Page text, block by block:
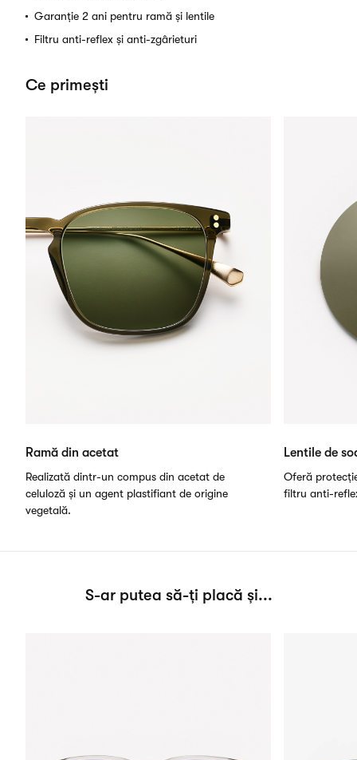
Garanție 2 ani pentru ramă și lentile
Filtru anti-reflex și anti-zgârieturi
Ce primești
Ramă din acetat
Realizată dintr-un compus din acetat de
celuloză și un agent plastifiant de origine
vegetală.
Lentile de
Oferă
filtru anti-
S-ar putea să-ți placă și...